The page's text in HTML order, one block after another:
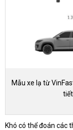
Mẫu xe lạ từ
Khó có thể đoán các